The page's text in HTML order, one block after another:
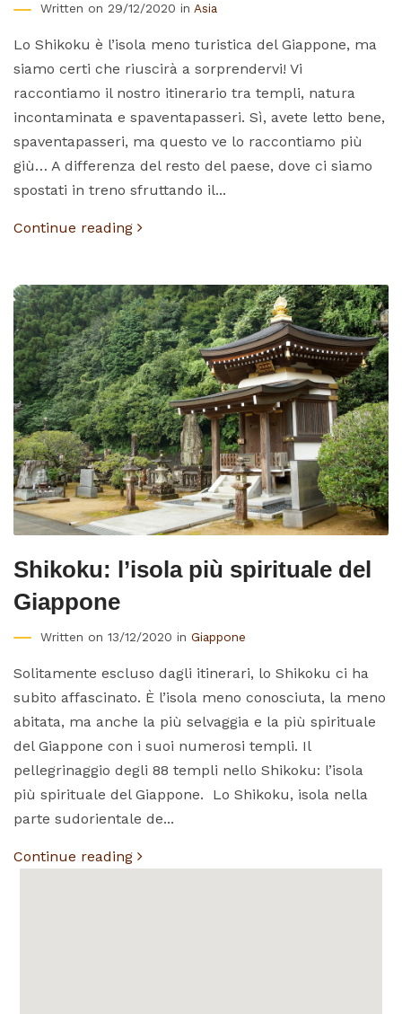
Written on 29/12/2020 in Asia
Lo Shikoku è l’isola meno turistica del Giappone, ma
siamo certi che riuscirà a sorprendervi! Vi
raccontiamo il nostro itinerario tra templi, natura
incontaminata e spaventapasseri. Sì, avete letto bene,
spaventapasseri, ma questo ve lo raccontiamo più
giù… A differenza del resto del paese, dove ci siamo
spostati in treno sfruttando il...
Continue reading
Shikoku: l’isola più spirituale del
Giappone
Written on 13/12/2020 in Giappone
Solitamente escluso dagli itinerari, lo Shikoku ci ha
subito affascinato. È l’isola meno conosciuta, la meno
abitata, ma anche la più selvaggia e la più spirituale
del Giappone con i suoi numerosi templi. Il
pellegrinaggio degli 88 templi nello Shikoku: l’isola
più spirituale del Giappone. Lo Shikoku, isola nella
parte sudorientale de...
Continue reading